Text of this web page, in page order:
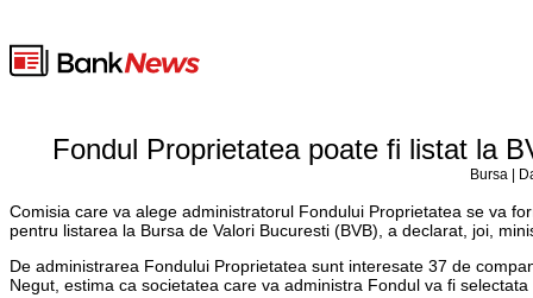
Fondul Proprietatea poate fi listat la
Bursa |
Comisia care va alege administratorul Fondului Proprietatea se va
pentru listarea la Bursa de Valori Bucuresti (BVB), a declarat, joi,
De administrarea Fondului Proprietatea sunt interesate 37 de
Negut, estima ca societatea care va administra Fondul va fi